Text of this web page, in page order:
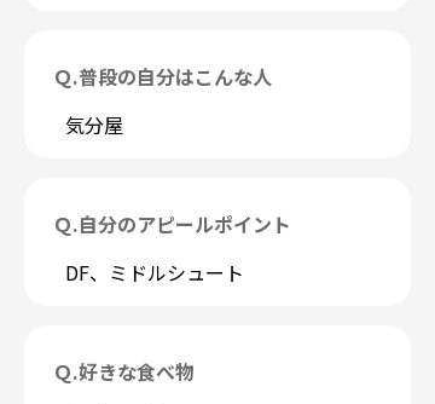
Ｑ.普段の自分はこんな人
気分屋
Ｑ.自分のアピールポイント
DF、ミドルシュート
Ｑ.好きな食べ物